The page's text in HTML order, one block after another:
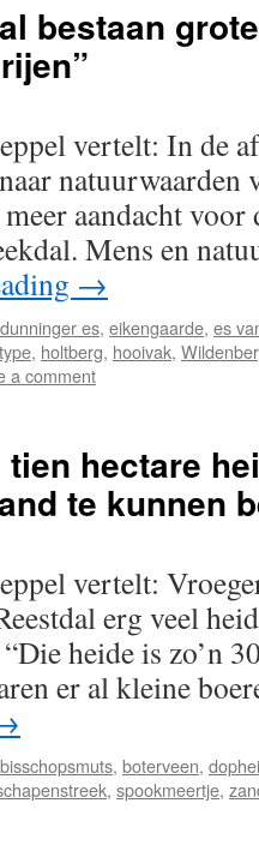
bestaan
vertelt: In de
natuurwaarden
aandacht
Mens en
→
dunninger es, eikengaarde, es
, holtberg, hooivak,
a comment
tien hectare
te kunnen
vertelt:
erg veel
heide is zo’n
er al kleine
bisschopsmuts, boterveen,
, spookmeertje,